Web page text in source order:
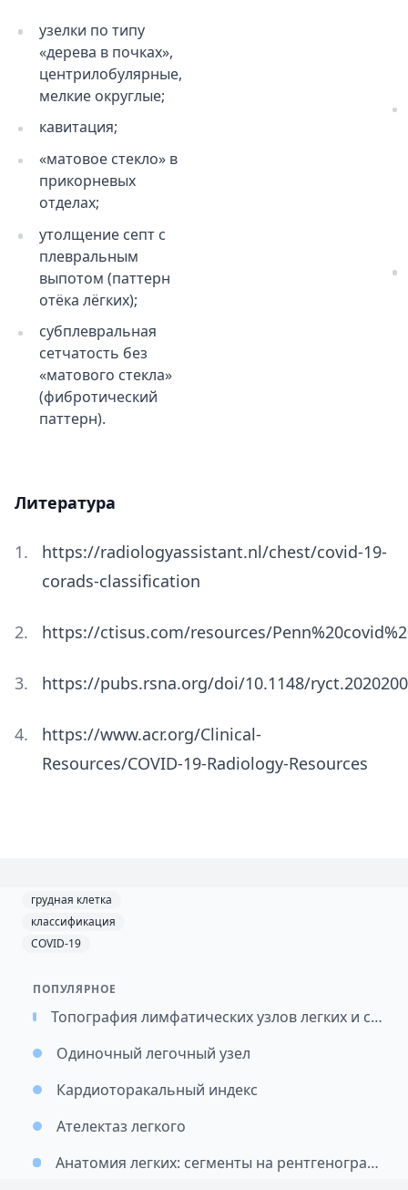
узелки по типу
«дерева в почках»,
центрилобулярные,
мелкие округлые;
кавитация;
«матовое стекло» в
прикорневых
отделах;
утолщение септ с
плевральным
выпотом (паттерн
отёка лёгких);
субплевральная
сетчатость без
«матового стекла»
(фибротический
паттерн).
Литература
https://radiologyassistant.nl/chest/covid-19-
corads-classification
https://ctisus.com/resources/
https://pubs.rsna.org/doi/10.1148/
https://www.acr.org/Clinical-
Resources/COVID-19-Radiology-Resources
грудная клетка
классификация
COVID-19
ПОПУЛЯРНОЕ
Топография лимфатических узлов легких и средостения / Картирование лимфатических узлов при раке легкого (перевод)
Одиночный легочный узел
Кардиоторакальный индекс
Ателектаз легкого
Анатомия легких: сегменты на рентгенограмме и КТ